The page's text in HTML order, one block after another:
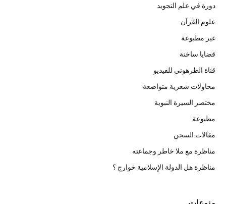
دورة في علم التجويد
علوم القرآن
غير مطبوعة
قضايا ساخنة
قناة الطرهوني للفيديو
محاولات شعرية متواضعة
مختصر السيرة النبوية
مطبوعة
مقالات السجن
مناظرة مع ملا خاطر وجماعته
مناظرة هل الدولة الإسلامية خوارج ؟